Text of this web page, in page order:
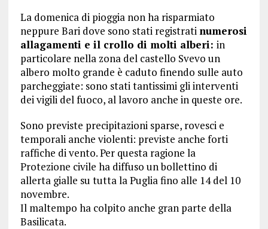
La domenica di pioggia non ha risparmiato
neppure Bari dove sono stati registrati numerosi
allagamenti e il crollo di molti alberi: in
particolare nella zona del castello Svevo un
albero molto grande è caduto finendo sulle auto
parcheggiate: sono stati tantissimi gli interventi
dei vigili del fuoco, al lavoro anche in queste ore.
Sono previste precipitazioni sparse, rovesci e
temporali anche violenti: previste anche forti
raffiche di vento. Per questa ragione la
Protezione civile ha diffuso un bollettino di
allerta gialle su tutta la Puglia fino alle 14 del 10
novembre.
Il maltempo ha colpito anche gran parte della
Basilicata.